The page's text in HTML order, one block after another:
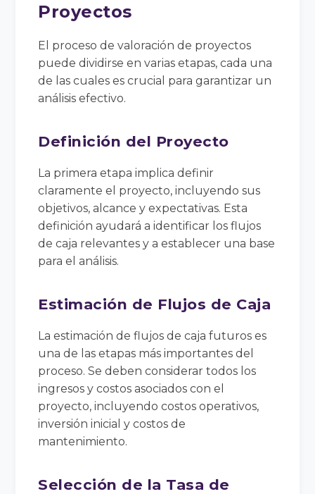
Proyectos
El proceso de valoración de proyectos
puede dividirse en varias etapas, cada una
de las cuales es crucial para garantizar un
análisis efectivo.
Definición del Proyecto
La primera etapa implica definir
claramente el proyecto, incluyendo sus
objetivos, alcance y expectativas. Esta
definición ayudará a identificar los flujos
de caja relevantes y a establecer una base
para el análisis.
Estimación de Flujos de Caja
La estimación de flujos de caja futuros es
una de las etapas más importantes del
proceso. Se deben considerar todos los
ingresos y costos asociados con el
proyecto, incluyendo costos operativos,
inversión inicial y costos de
mantenimiento.
Selección de la Tasa de